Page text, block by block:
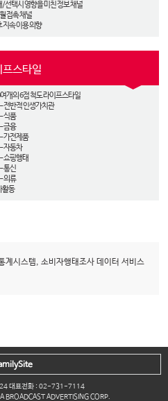
/선택시 영향을 미친 정보 채널
접촉 채널
지속 이용 의향
프스타일
개의 6점 척도 라이프스타일
- 전반적 인생가치관
- 식품
- 금융
- 가전제품
- 자동차
- 쇼핑행태
- 통신
- 의류
활동
계시스템, 소비자행태조사 데이터 서비스
대표전화 : 02-731-7114
BROADCAST ADVERTISING CORP.